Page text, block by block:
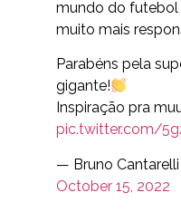
mundo do
muito mais
Parabéns pela
gigante!
Inspiração pra
pic.twitter.com/
— Bruno
October 15, 2022